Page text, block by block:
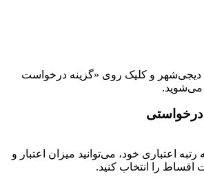
دیجی‌شهر و کلیک روی «گزینه درخواست
می‌شوید.
رتبه اعتباری خود، می‌توانید میزان اعتبار و
اقساط را انتخاب کنید.